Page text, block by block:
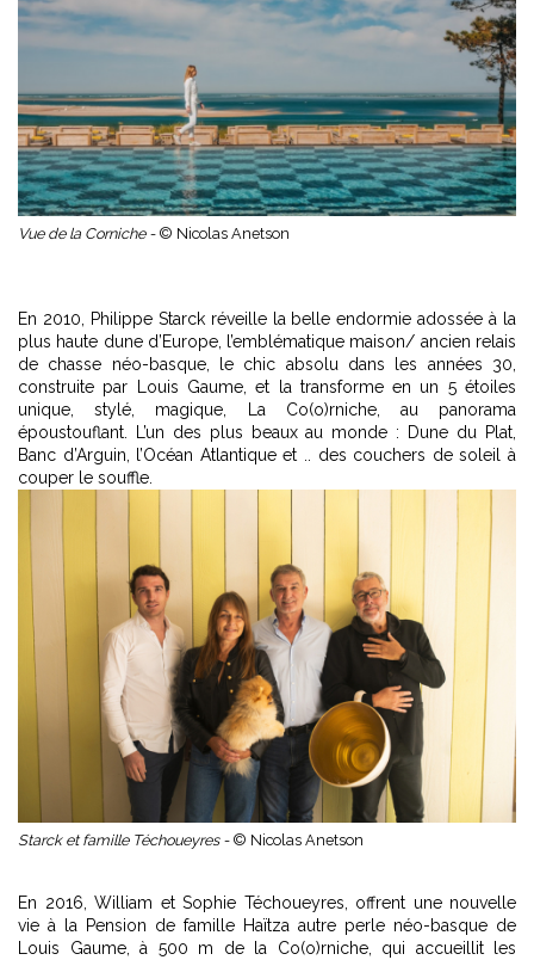
Vue de la Corniche - © Nicolas Anetson
En 2010, Philippe Starck réveille la belle endormie adossée à la
plus haute dune d’Europe, l’emblématique maison/ ancien relais
de chasse néo-basque, le chic absolu dans les années 30,
construite par Louis Gaume, et la transforme en un 5 étoiles
unique, stylé, magique, La Co(o)rniche, au panorama
époustouflant. L’un des plus beaux au monde : Dune du Plat,
Banc d’Arguin, l’Océan Atlantique et .. des couchers de soleil à
couper le souffle.
Starck et famille Téchoueyres - © Nicolas Anetson
En 2016, William et Sophie Téchoueyres, offrent une nouvelle
vie à la Pension de famille Haïtza autre perle néo-basque de
Louis Gaume, à 500 m de la Co(o)rniche, qui accueillit les